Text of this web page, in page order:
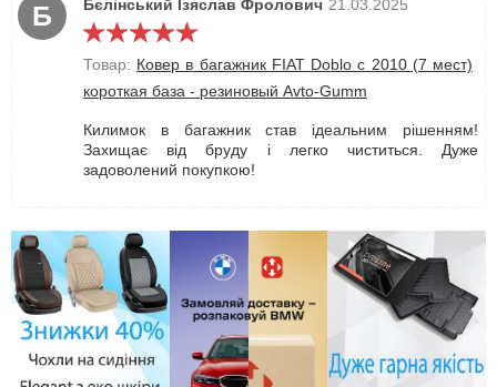
Б Бєлінський Ізяслав Фролович 21.03.2025
Товар: Ковер в багажник FIAT Doblo с 2010 (7 мест)
короткая база - резиновый Avto-Gumm
Килимок в багажник став ідеальним рішенням!
Захищає від бруду і легко чиститься. Дуже
задоволений покупкою!